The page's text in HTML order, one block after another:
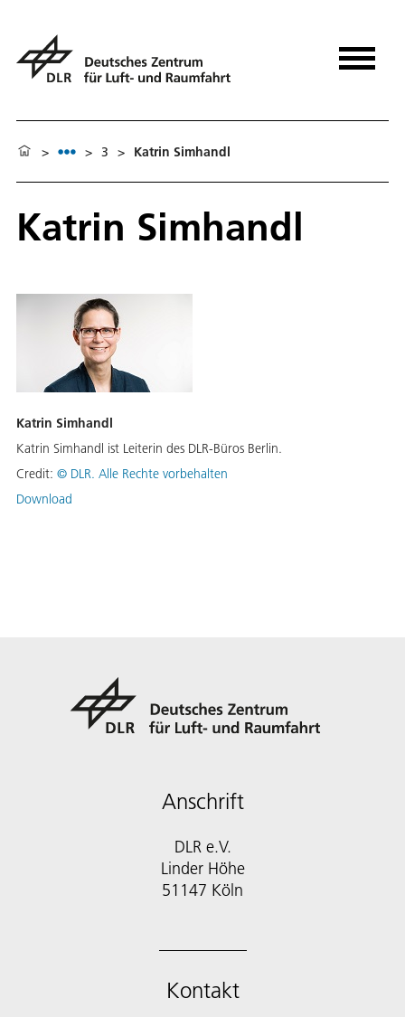
> > 3 > Katrin Simhandl
Katrin Simhandl
Katrin Simhandl
Katrin Simhandl ist Leiterin des DLR-Büros Berlin.
Credit: © DLR. Alle Rechte vorbehalten
Download
Anschrift
DLR e.V.
Linder Höhe
51147 Köln
Kontakt